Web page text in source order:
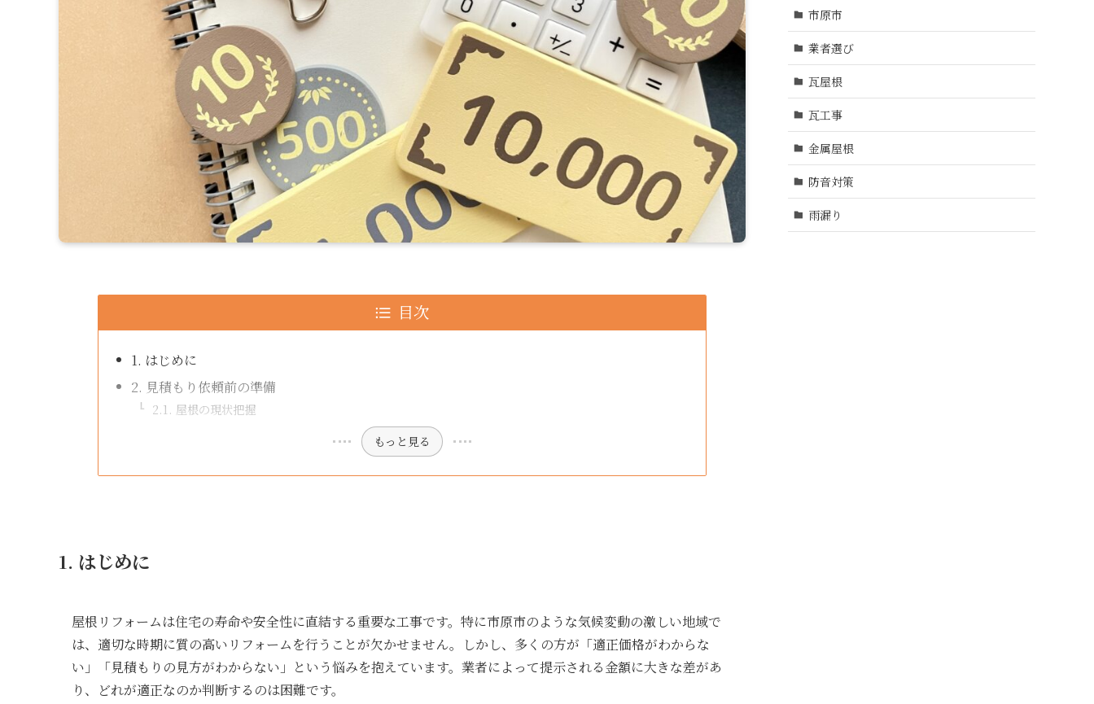
目次
1. はじめに
2. 見積もり依頼前の準備
2.1. 屋根の現状把握
もっと見る
1. はじめに
屋根リフォームは住宅の寿命や安全性に直結する重要な工事です。特に市原市のような気候変動の激しい地域で
は、適切な時期に質の高いリフォームを行うことが欠かせません。しかし、多くの方が「適正価格がわからな
い」「見積もりの見方がわからない」という悩みを抱えています。業者によって提示される金額に大きな差があ
り、どれが適正なのか判断するのは困難です。
市原市
業者選び
瓦屋根
瓦工事
金属屋根
防音対策
雨漏り